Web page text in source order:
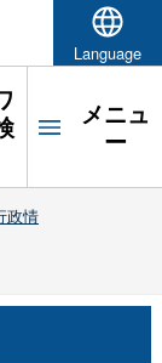
Language
メニュ
ー
政情